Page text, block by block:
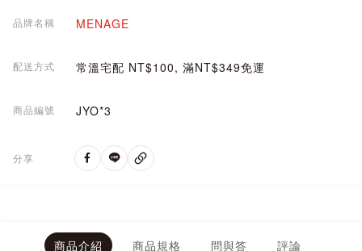
品牌名稱 MENAGE
配送方式 常溫宅配 NT$100, 滿NT$349免運
商品編號 JYO*3
分享
商品介紹 商品規格 問與答 評論